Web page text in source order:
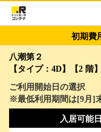
初期費
八潮第２
【タイプ：4D】【2 階】
ご利用開始日の選択
※最低利用期間は[9月]
入居可能
2026年8月